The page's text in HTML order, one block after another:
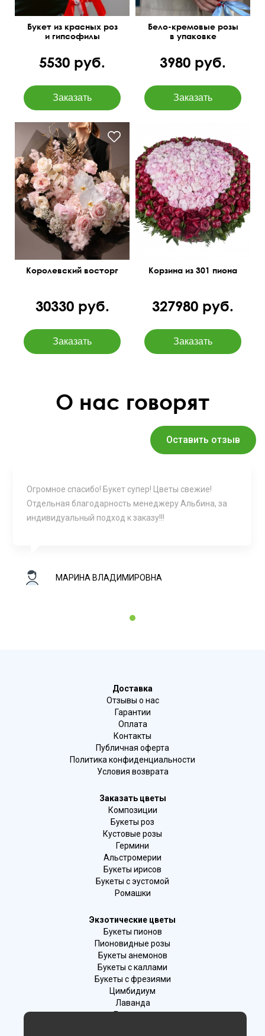
Букет из красных роз
и гипсофилы
5530 руб.
Бело-кремовые розы
в упаковке
3980 руб.
Королевский восторг
30330 руб.
Корзина из 301 пиона
327980 руб.
О нас говорят
Оставить отзыв
Огромное спасибо! Букет супер! Цветы свежие!
Отдельная благодарность менеджеру Альбина, за
индивидуальный подход к заказу!!!
МАРИНА ВЛАДИМИРОВНА
1
Доставка
Отзывы о нас
Гарантии
Оплата
Контакты
Публичная оферта
Политика конфиденциальности
Условия возврата
Заказать цветы
Композиции
Букеты роз
Кустовые розы
Гермини
Альстромерии
Букеты ирисов
Букеты с эустомой
Ромашки
Экзотические цветы
Букеты пионов
Пионовидные розы
Букеты анемонов
Букеты с каллами
Букеты с фрезиями
Цимбидиум
Лаванда
Гиацинты